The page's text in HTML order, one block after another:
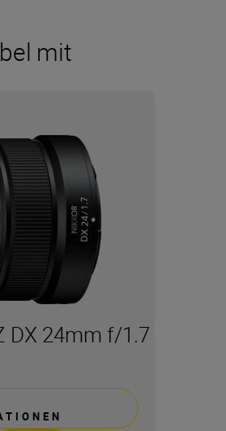
mit
DX 24mm f/1.7